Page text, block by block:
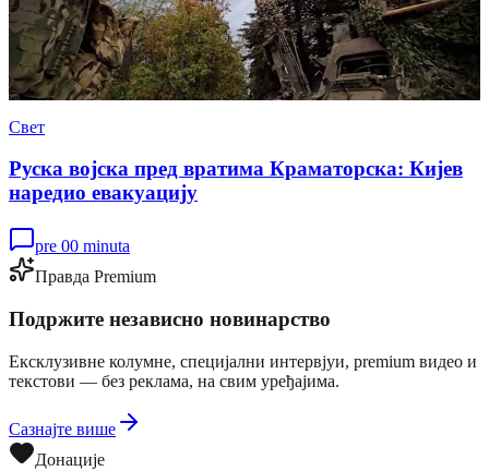
Свет
Руска војска пред вратима Краматорска: Кијев
наредио евакуацију
pre 00 minuta
Правда Premium
Подржите независно новинарство
Ексклузивне колумне, специјални интервјуи, premium видео и
текстови — без реклама, на свим уређајима.
Сазнајте више
Донације